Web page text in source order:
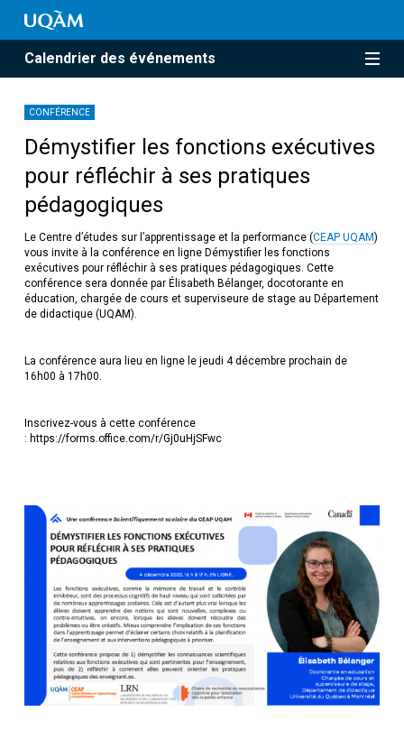
Calendrier des événements
CONFÉRENCE
Démystifier les fonctions exécutives
pour réfléchir à ses pratiques
pédagogiques
Le Centre d’études sur l’apprentissage et la performance (CEAP UQAM)
vous invite à la conférence en ligne Démystifier les fonctions
exécutives pour réfléchir à ses pratiques pédagogiques. Cette
conférence sera donnée par Élisabeth Bélanger, docotorante en
éducation, chargée de cours et superviseure de stage au Département
de didactique (UQAM).
La conférence aura lieu en ligne le jeudi 4 décembre prochain de
16h00 à 17h00.
Inscrivez-vous à cette conférence
: https://forms.office.com/r/Gj0uHjSFwc